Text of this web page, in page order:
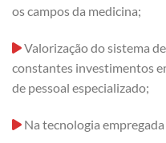
os campos da medicina;
Valorização do sistema
constantes investimentos
de pessoal especializado;
Na tecnologia